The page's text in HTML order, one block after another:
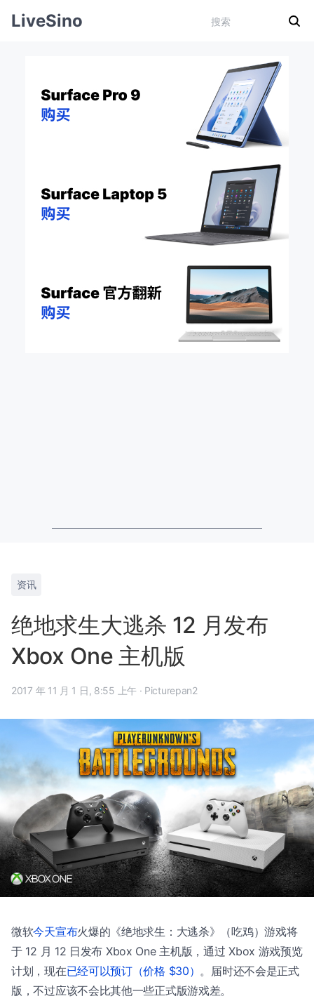
LiveSino
资讯
绝地求生大逃杀 12 月发布
Xbox One 主机版
2017 年 11 月 1 日, 8:55 上午 · Picturepan2
微软今天宣布火爆的《绝地求生：大逃杀》（吃鸡）游戏将
于 12 月 12 日发布 Xbox One 主机版，通过 Xbox 游戏预览
计划，现在已经可以预订（价格 $30） 。届时还不会是正式
版，不过应该不会比其他一些正式版游戏差。